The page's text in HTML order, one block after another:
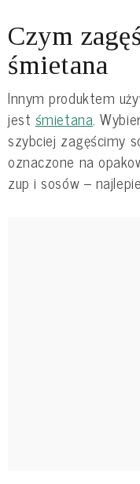
Czym
śmietana
Innym produktem
jest śmietana.
szybciej zagęścimy
oznaczone na
zup i sosów –